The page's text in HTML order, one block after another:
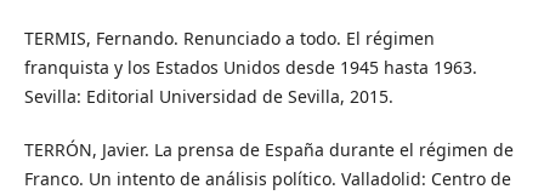
TERMIS, Fernando. Renunciado a todo. El régimen
franquista y los Estados Unidos desde 1945 hasta 1963.
Sevilla: Editorial Universidad de Sevilla, 2015.
TERRÓN, Javier. La prensa de España durante el régimen de
Franco. Un intento de análisis político. Valladolid: Centro de